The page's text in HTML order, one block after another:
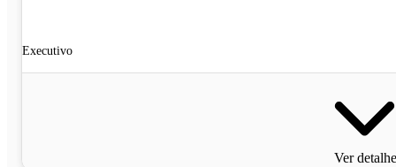
Executivo
Ver